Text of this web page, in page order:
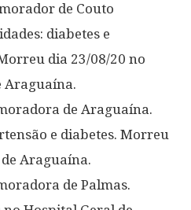
de Couto
diabetes e
dia 23/08/20 no
Araguaína.
de Araguaína.
e diabetes. Morreu
Araguaína.
de Palmas.